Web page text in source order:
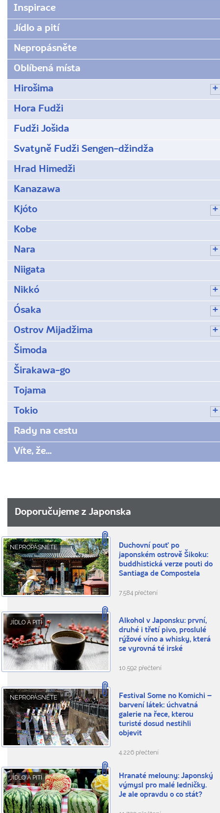
Inspirace
Jídlo a pití
Nepropásněte
Oblíbená místa
Hirošima
Hora Fudži
Fudži Jošida
Svatyně Fudži Sengen-džindža
Hrad Himedži
Kanazawa
Kjóto
Kobe
Nara
Niigata
Nikkó
Ósaka
Ostrov Mijadžima
Šimoda
Širakawa-go
Tojama
Tokio
Rady na cestu
Víte, že...
Doporučujeme z Japonska
NEPROPÁSNĚTE
Duchovní pouť po
japonském ostrově Šikoku:
buddhistická verze pouti do
Santiaga de Compostela
7.584 přečtení
JÍDLO A PITÍ
Alkohol v Japonsku: první,
druhé i třetí pivo, proslulé
rýžové víno a whisky, která
se vyrovná té irské
10.592 přečtení
NEPROPÁSNĚTE
Festival Some no Komichi –
barvení látek: úchvatná
galerie na řece, kterou
turisté dosud nestihli
objevit
4.226 přečtení
JÍDLO A PITÍ
Hranaté melouny: Japonský
výmysl pro malé ledničky.
Je ale opravdu o co stát?